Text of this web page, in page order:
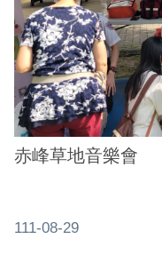
見
問
答
雙
語
詞
赤峰草地音樂會
111-08-29